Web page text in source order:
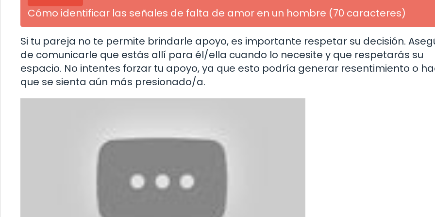
Cómo identificar las señales de falta de amor en un hombre (70 caracteres)
Si tu pareja no te permite brindarle apoyo, es importante respetar su decisión.
de comunicarle que estás allí para él/ella cuando lo necesite y que respetarás su
espacio. No intentes forzar tu apoyo, ya que esto podría generar resentimiento o
que se sienta aún más presionado/a.